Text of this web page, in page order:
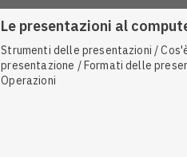
Le presentazioni al
Strumenti delle presentazioni /
presentazione / Formati delle
Operazioni